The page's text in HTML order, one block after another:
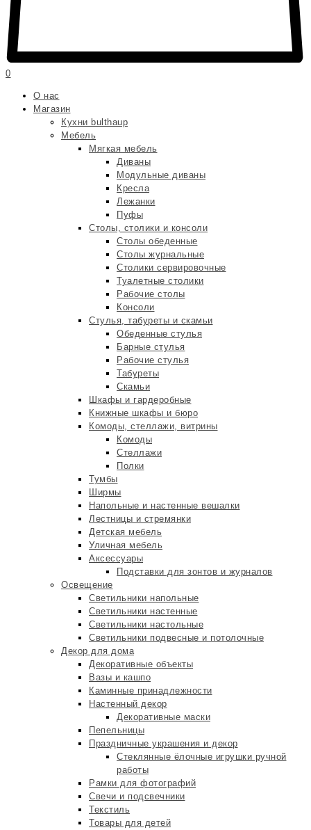
0
О нас
Магазин
Кухни bulthaup
Мебель
Мягкая мебель
Диваны
Модульные диваны
Кресла
Лежанки
Пуфы
Столы, столики и консоли
Столы обеденные
Столы журнальные
Столики сервировочные
Туалетные столики
Рабочие столы
Консоли
Стулья, табуреты и скамьи
Обеденные стулья
Барные стулья
Рабочие стулья
Табуреты
Скамьи
Шкафы и гардеробные
Книжные шкафы и бюро
Комоды, стеллажи, витрины
Комоды
Стеллажи
Полки
Тумбы
Ширмы
Напольные и настенные вешалки
Лестницы и стремянки
Детская мебель
Уличная мебель
Аксессуары
Подставки для зонтов и журналов
Освещение
Светильники напольные
Светильники настенные
Светильники настольные
Светильники подвесные и потолочные
Декор для дома
Декоративные объекты
Вазы и кашпо
Каминные принадлежности
Настенный декор
Декоративные маски
Пепельницы
Праздничные украшения и декор
Стеклянные ёлочные игрушки ручной
работы
Рамки для фотографий
Свечи и подсвечники
Текстиль
Товары для детей